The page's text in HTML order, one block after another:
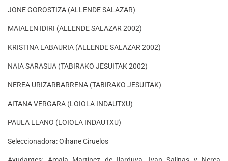
JONE GOROSTIZA (ALLENDE SALAZAR)
MAIALEN IDIRI (ALLENDE SALAZAR 2002)
KRISTINA LABAURIA (ALLENDE SALAZAR 2002)
NAIA SARASUA (TABIRAKO JESUITAK 2002)
NEREA URIZARBARRENA (TABIRAKO JESUITAK)
AITANA VERGARA (LOIOLA INDAUTXU)
PAULA LLANO (LOIOLA INDAUTXU)
Seleccionadora: Oihane Ciruelos